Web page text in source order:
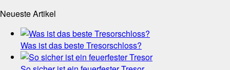
Neueste Artikel
Was ist das beste Tresorschloss?